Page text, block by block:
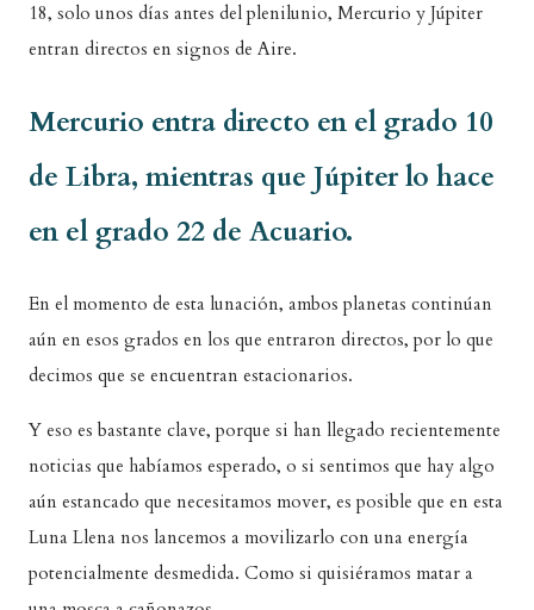
18, solo unos días antes del plenilunio, Mercurio y Júpiter
entran directos en signos de Aire.
Mercurio entra directo en el grado 10
de Libra, mientras que Júpiter lo hace
en el grado 22 de Acuario.
En el momento de esta lunación, ambos planetas continúan
aún en esos grados en los que entraron directos, por lo que
decimos que se encuentran estacionarios.
Y eso es bastante clave, porque si han llegado recientemente
noticias que habíamos esperado, o si sentimos que hay algo
aún estancado que necesitamos mover, es posible que en esta
Luna Llena nos lancemos a movilizarlo con una energía
potencialmente desmedida. Como si quisiéramos matar a